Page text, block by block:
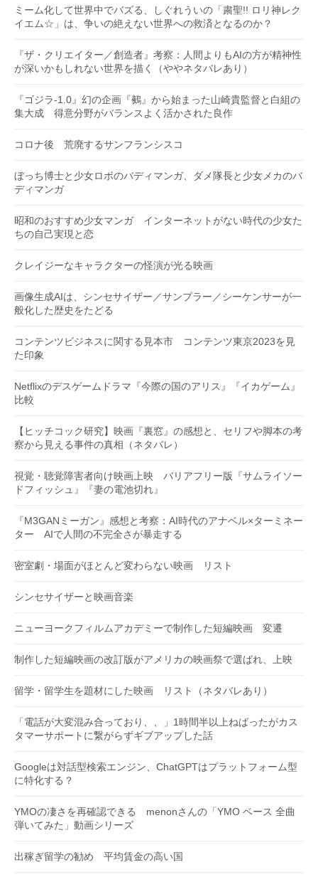
ミーム化して世界中でバズる、しぐれういの「粛聖!! ロリ神レク
イエム☆」は、争いの絶えない世界への救済となるのか？
『ザ・クリエイター／創造者』考察：人間よりもAIの方が精神性
が深いかもしれない世界を描く（ややネタバレあり）
『ゴジラ-1.0』幻の企画『鵺』から始まった山崎貴監督と白組の
集大成 得意分野がバランスよく活かされた良作
コロナ後 荒廃するサンフランシスコ
ぼっち博士と少女ロボのバディマンガ、ダメ隊長と少女メカのバ
ディマンガ
昭和のおすすめ少女マンガ インターネットがない時代の少女た
ちの自己実現と恋
クレイジーなキャラクターの怪演が光る映画
画像生成AIは、シンセサイザー／サンプラー／シーケンサーが一
般化した歴史をたどる
コンテンツビジネスに関する見本市 コンテンツ東京2023を見
た印象
Netflixのデスゲームドラマ『今際の国のアリス』『イカゲーム』
比較
【ヒッチコック研究】映画『裏窓』の感想と、セリフや脚本の考
察から見える事件の真相（ネタバレ）
視覚・聴覚障害者向け映画上映 バリアフリー版『サムライソー
ドフィッシュ』『妻の電池切れ』
『M3GANミーガン』感想と考察：AI時代のアナベル×ターミネー
ター AIで人間の不完全さが暴走する
密室劇・場面がほとんど変わらない映画 リスト
シンセサイザーと映画音楽
ニューヨークフィルムアカデミーで制作した短編映画 変遷
制作した短編映画の改訂版がアメリカの映画祭で選ばれ、上映
留学・留学生を題材にした映画 リスト（ネタバレあり）
「電話が大変混み合っており、、」1時間半以上ねばったがカス
タマーサポートに繋がらずギブアップした話
Googleは対話型検索エンジン、ChatGPTはプラットフォーム型
に特化する？
YMOの凄さを再確認できる menonさんの「YMO ベース 全曲
弾いてみた」動画シリーズ
出稼ぎ留学の勧め 平均賃金の高い国